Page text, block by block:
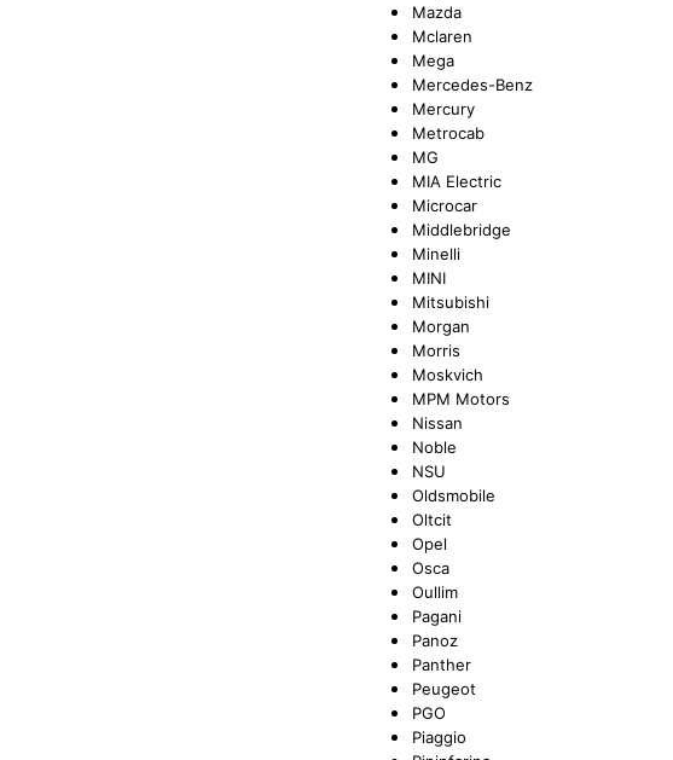
Mazda
Mclaren
Mega
Mercedes-Benz
Mercury
Metrocab
MG
MIA Electric
Microcar
Middlebridge
Minelli
MINI
Mitsubishi
Morgan
Morris
Moskvich
MPM Motors
Nissan
Noble
NSU
Oldsmobile
Oltcit
Opel
Osca
Oullim
Pagani
Panoz
Panther
Peugeot
PGO
Piaggio